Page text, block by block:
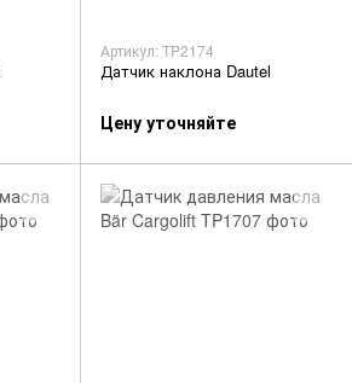
Артикул: TP2174
Датчик наклона Dautel
Цену уточняйте